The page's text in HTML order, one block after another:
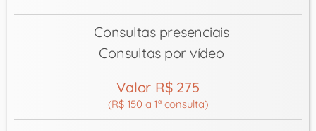
Consultas presenciais
Consultas por vídeo
Valor R$ 275
(R$ 150 a 1ª consulta)